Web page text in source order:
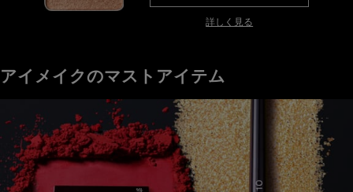
詳しく見る
アイメイクのマストアイテム